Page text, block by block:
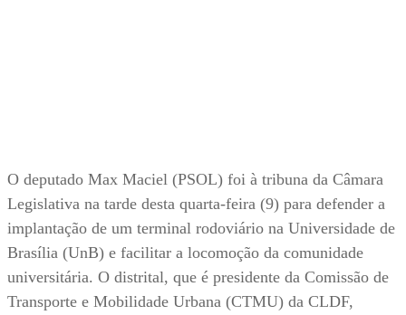
O deputado Max Maciel (PSOL) foi à tribuna da Câmara
Legislativa na tarde desta quarta-feira (9) para defender a
implantação de um terminal rodoviário na Universidade de
Brasília (UnB) e facilitar a locomoção da comunidade
universitária. O distrital, que é presidente da Comissão de
Transporte e Mobilidade Urbana (CTMU) da CLDF,